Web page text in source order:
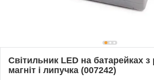
Світильник LED на батарейках
магніт і липучка (007242)